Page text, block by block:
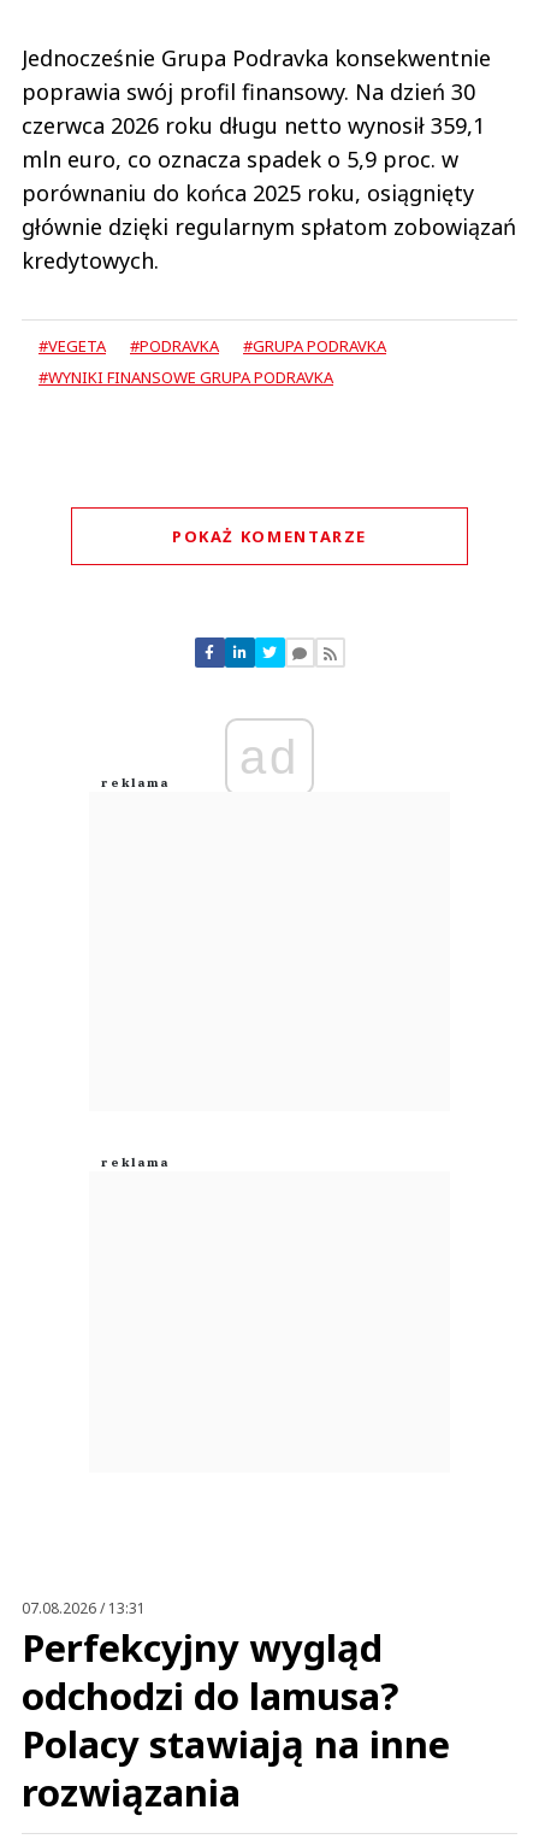
Jednocześnie Grupa Podravka konsekwentnie
poprawia swój profil finansowy. Na dzień 30
czerwca 2026 roku długu netto wynosił 359,1
mln euro, co oznacza spadek o 5,9 proc. w
porównaniu do końca 2025 roku, osiągnięty
głównie dzięki regularnym spłatom zobowiązań
kredytowych.
#VEGETA #PODRAVKA
#GRUPA PODRAVKA
#WYNIKI FINANSOWE GRUPA PODRAVKA
POKAŻ KOMENTARZE
Nie znaleziono komentarzy
Zostaw swoje komentarze
Anuluj
ad
07.08.2026 / 13:31
Perfekcyjny wygląd
odchodzi do lamusa?
Polacy stawiają na inne
rozwiązania